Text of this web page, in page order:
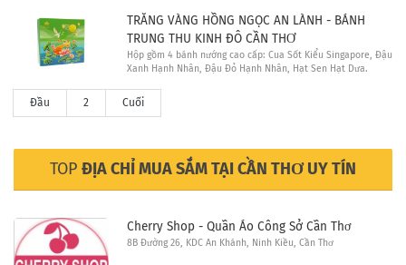
TRĂNG VÀNG HỒNG NGỌC AN LÀNH - BÁNH
TRUNG THU KINH ĐÔ CẦN THƠ
Hộp gồm 4 bánh nướng cao cấp: Cua Sốt Kiểu Singapore, Đậu
Xanh Hạnh Nhân, Đậu Đỏ Hạnh Nhân, Hạt Sen Hạt Dưa.
Đầu 2 Cuối
TOP ĐỊA CHỈ MUA SẮM TẠI CẦN THƠ UY TÍN
Cherry Shop - Quần Áo Công Sở Cần Thơ
8B Đường 26, KDC An Khánh, Ninh Kiều, Cần Thơ